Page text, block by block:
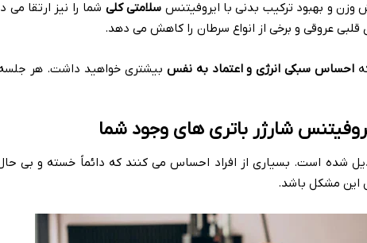
و بهبود ترکیب بدنی با ایروفیتنس سلامتی کلی شما را نیز ارتقا
احساس سبکی انرژی و اعتماد به نفس بیشتری خواهید داشت. هر
شارژر باتری های وجود شما
شده است. بسیاری از افراد احساس می کنند که دائماً خسته و بی حال
این مشکل باشد.